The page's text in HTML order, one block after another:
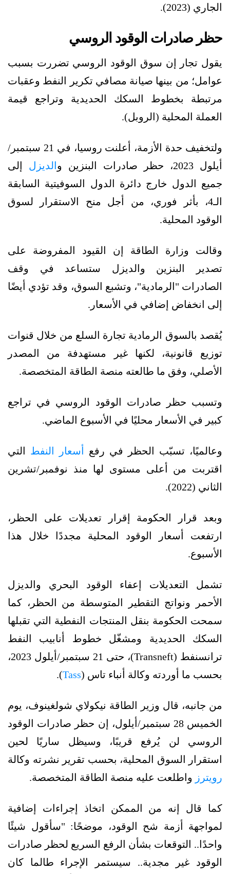
الجاري (2023).
حظر صادرات الوقود الروسي
يقول تجار إن سوق الوقود الروسي تضررت بسبب
عوامل؛ من بينها صيانة مصافي تكرير النفط وعقبات
مرتبطة بخطوط السكك الحديدية وتراجع قيمة
العملة المحلية (الروبل).
ولتخفيف حدة الأزمة، أعلنت روسيا، في 21 سبتمبر/
أيلول 2023، حظر صادرات البنزين و
الديزل إلى
جميع الدول خارج دائرة الدول السوفيتية السابقة
الـ4، بأثر فوري، من أجل منح الاستقرار لسوق
الوقود المحلية.
وقالت وزارة الطاقة إن القيود المفروضة على
تصدير البنزين والديزل ستساعد في وقف
الصادرات "الرمادية"، وتشبع السوق، وقد تؤدي أيضًا
إلى انخفاض إضافي في الأسعار.
يُقصد بالسوق الرمادية تجارة السلع من خلال قنوات
توزيع قانونية، لكنها غير مستهدفة من المصدر
الأصلي، وفق ما طالعته منصة الطاقة المتخصصة.
وتسبب حظر صادرات الوقود الروسي في تراجع
كبير في الأسعار محليًا في الأسبوع الماضي.
وعالميًا، تسبّب الحظر في رفع أسعار النفط التي
اقتربت من أعلى مستوى لها منذ نوفمبر/تشرين
الثاني (2022).
وبعد قرار الحكومة إقرار تعديلات على الحظر،
ارتفعت أسعار الوقود المحلية مجددًا خلال هذا
الأسبوع.
تشمل التعديلات إعفاء الوقود البحري والديزل
الأحمر ونواتج التقطير المتوسطة من الحظر، كما
سمحت الحكومة بنقل المنتجات النفطية التي تقبلها
السكك الحديدية ومشغّل خطوط أنابيب النفط
ترانسنفط (Transneft)، حتى 21 سبتمبر/أيلول 2023،
بحسب ما أوردته وكالة أنباء تاس (Tass
).
من جانبه، قال وزير الطاقة نيكولاي شولغينوف، يوم
الخميس 28 سبتمبر/أيلول، إن حظر صادرات الوقود
الروسي لن يُرفع قريبًا، وسيظل ساريًا لحين
استقرار السوق المحلية، بحسب تقرير نشرته وكالة
رويترز واطلعت عليه منصة الطاقة المتخصصة.
كما قال إنه من الممكن اتخاذ إجراءات إضافية
لمواجهة أزمة شح الوقود، موضحًا: "سأقول شيئًا
واحدًا.. التوقعات بشأن الرفع السريع لحظر صادرات
الوقود غير مجدية.. سيستمر الإجراء طالما كان